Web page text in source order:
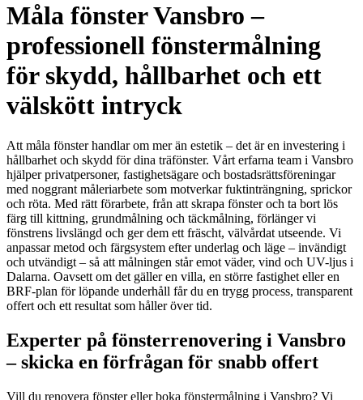
Måla fönster Vansbro –
professionell fönstermålning
för skydd, hållbarhet och ett
välskött intryck
Att måla fönster handlar om mer än estetik – det är en investering i
hållbarhet och skydd för dina träfönster. Vårt erfarna team i Vansbro
hjälper privatpersoner, fastighetsägare och bostadsrättsföreningar
med noggrant måleriarbete som motverkar fuktinträngning, sprickor
och röta. Med rätt förarbete, från att skrapa fönster och ta bort lös
färg till kittning, grundmålning och täckmålning, förlänger vi
fönstrens livslängd och ger dem ett fräscht, välvårdat utseende. Vi
anpassar metod och färgsystem efter underlag och läge – invändigt
och utvändigt – så att målningen står emot väder, vind och UV-ljus i
Dalarna. Oavsett om det gäller en villa, en större fastighet eller en
BRF-plan för löpande underhåll får du en trygg process, transparent
offert och ett resultat som håller över tid.
Experter på fönsterrenovering i Vansbro
– skicka en förfrågan för snabb offert
Vill du renovera fönster eller boka fönstermålning i Vansbro? Vi